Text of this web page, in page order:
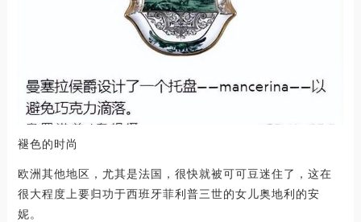
褪色的时尚
欧洲其他地区，尤其是法国，很快就被可可豆迷住了，这在
很大程度上要归功于西班牙菲利普三世的女儿奥地利的安
妮。